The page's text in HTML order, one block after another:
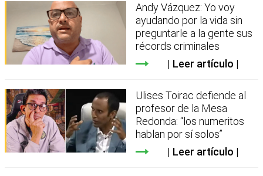
Andy Vázquez: Yo voy
ayudando por la vida sin
preguntarle a la gente sus
récords criminales
Leer artículo
Ulises Toirac defiende al
profesor de la Mesa
Redonda: “los numeritos
hablan por sí solos”
Leer artículo